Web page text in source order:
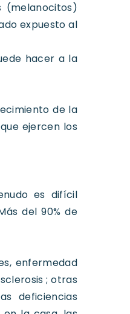
(melanocitos)
expuesto al
hacer a la
de la
ejercen los
es difícil
del 90% de
enfermedad
; otras
deficiencias